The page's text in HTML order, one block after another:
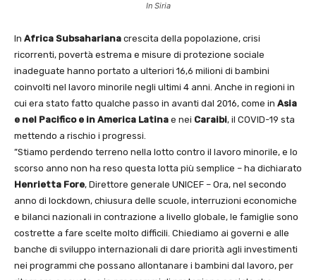
In Siria
In Africa Subsahariana crescita della popolazione, crisi
ricorrenti, povertà estrema e misure di protezione sociale
inadeguate hanno portato a ulteriori 16,6 milioni di bambini
coinvolti nel lavoro minorile negli ultimi 4 anni. Anche in regioni in
cui era stato fatto qualche passo in avanti dal 2016, come in Asia
e nel Pacifico e in America Latina e nei Caraibi, il COVID-19 sta
mettendo a rischio i progressi.
”Stiamo perdendo terreno nella lotto contro il lavoro minorile, e lo
scorso anno non ha reso questa lotta più semplice – ha dichiarato
Henrietta Fore, Direttore generale UNICEF – Ora, nel secondo
anno di lockdown, chiusura delle scuole, interruzioni economiche
e bilanci nazionali in contrazione a livello globale, le famiglie sono
costrette a fare scelte molto difficili. Chiediamo ai governi e alle
banche di sviluppo internazionali di dare priorità agli investimenti
nei programmi che possano allontanare i bambini dal lavoro, per